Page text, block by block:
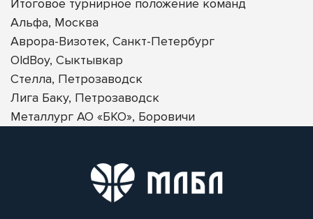
Итоговое турнирное положение команд
Альфа, Москва
Аврора-Визотек, Санкт-Петербург
OldBoy, Сыктывкар
Стелла, Петрозаводск
Лига Баку, Петрозаводск
Металлург АО «БКО», Боровичи